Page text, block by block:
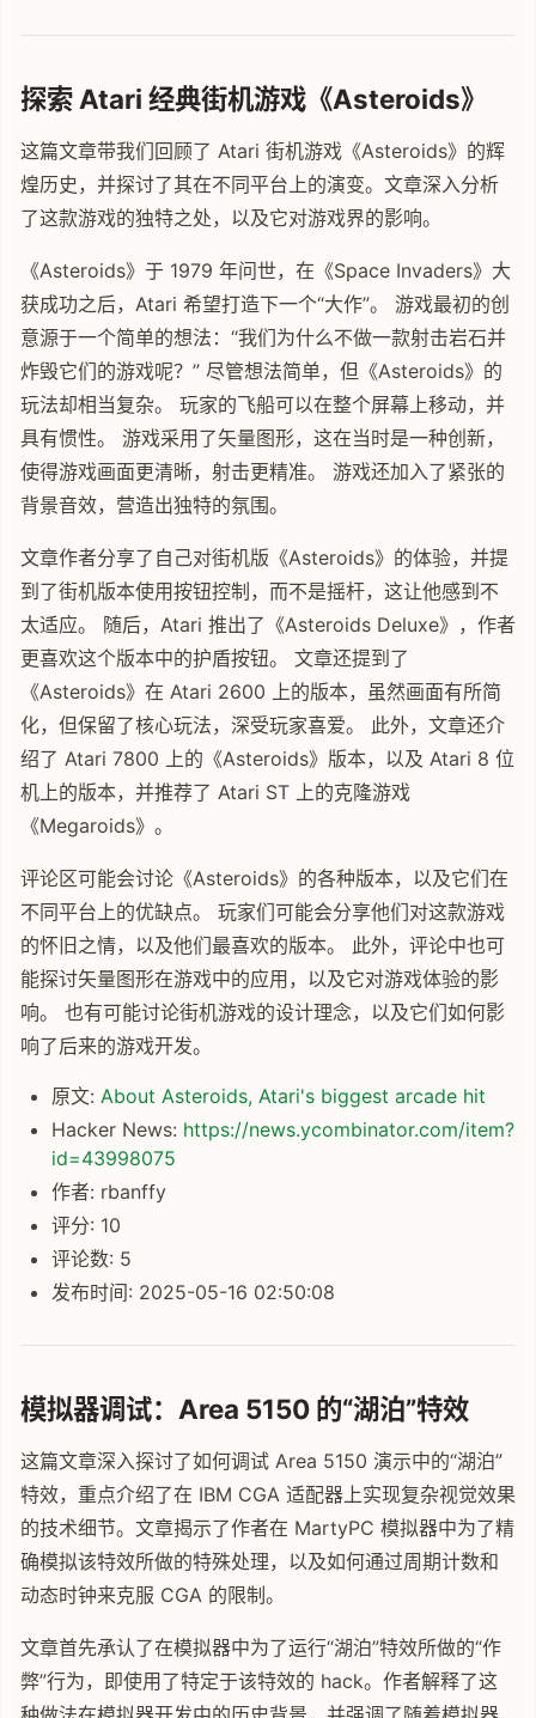
探索 Atari 经典街机游戏《Asteroids》
这篇文章带我们回顾了 Atari 街机游戏《Asteroids》的辉
煌历史，并探讨了其在不同平台上的演变。文章深入分析
了这款游戏的独特之处，以及它对游戏界的影响。
《Asteroids》于 1979 年问世，在《Space Invaders》大
获成功之后，Atari 希望打造下一个“大作”。 游戏最初的创
意源于一个简单的想法：“我们为什么不做一款射击岩石并
炸毁它们的游戏呢？” 尽管想法简单，但《Asteroids》的
玩法却相当复杂。 玩家的飞船可以在整个屏幕上移动，并
具有惯性。 游戏采用了矢量图形，这在当时是一种创新，
使得游戏画面更清晰，射击更精准。 游戏还加入了紧张的
背景音效，营造出独特的氛围。
文章作者分享了自己对街机版《Asteroids》的体验，并提
到了街机版本使用按钮控制，而不是摇杆，这让他感到不
太适应。 随后，Atari 推出了《Asteroids Deluxe》，作者
更喜欢这个版本中的护盾按钮。 文章还提到了
《Asteroids》在 Atari 2600 上的版本，虽然画面有所简
化，但保留了核心玩法，深受玩家喜爱。 此外，文章还介
绍了 Atari 7800 上的《Asteroids》版本，以及 Atari 8 位
机上的版本，并推荐了 Atari ST 上的克隆游戏
《Megaroids》。
评论区可能会讨论《Asteroids》的各种版本，以及它们在
不同平台上的优缺点。 玩家们可能会分享他们对这款游戏
的怀旧之情，以及他们最喜欢的版本。 此外，评论中也可
能探讨矢量图形在游戏中的应用，以及它对游戏体验的影
响。 也有可能讨论街机游戏的设计理念，以及它们如何影
响了后来的游戏开发。
原文: About Asteroids, Atari's biggest arcade hit
Hacker News: https://news.ycombinator.com/item?
id=43998075
作者: rbanffy
评分: 10
评论数: 5
发布时间: 2025-05-16 02:50:08
模拟器调试：Area 5150 的“湖泊”特效
这篇文章深入探讨了如何调试 Area 5150 演示中的“湖泊”
特效，重点介绍了在 IBM CGA 适配器上实现复杂视觉效果
的技术细节。文章揭示了作者在 MartyPC 模拟器中为了精
确模拟该特效所做的特殊处理，以及如何通过周期计数和
动态时钟来克服 CGA 的限制。
文章首先承认了在模拟器中为了运行“湖泊”特效所做的“作
弊”行为，即使用了特定于该特效的 hack。作者解释了这